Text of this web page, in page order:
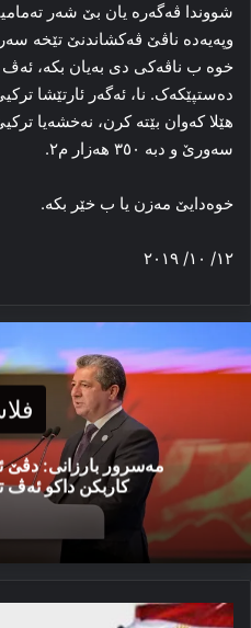
شووندا ڤه‌گه‌ره‌ یان بێ شه‌ر
وپەیەدە ناڤێ ڤه‌کشاندنێ تێخه‌
خوه‌ ب ناڤه‌کی دی به‌یان بکه‌، ئه‌ڤ
ده‌ستپێکه‌ک. نا، ئه‌گه‌ر ئارتێشا
هێلا که‌وان بێته‌ کرن، نه‌خشه‌یا
سه‌ورێ و دبه‌ ۳٥۰ هه‌زار م۲.
خوه‌دایێ مه‌زن یا ب خێر بکه‌.
۱۲/ ۱۰/ ۲۰۱۹
مەسرور بارزانی:
کاربکن داکو ئەڤ
خەتا